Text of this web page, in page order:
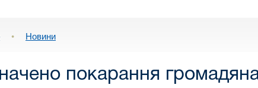
• Новини
покарання